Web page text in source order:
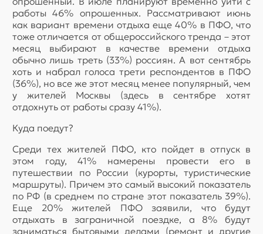
работы 46% опрошенных. Рассматривают июнь
как вариант времени отдыха еще 40% в ПФО, что
тоже отличается от общероссийского тренда – этот
месяц выбирают в качестве времени отдыха
обычно лишь треть (33%) россиян. А вот сентябрь
хоть и набрал голоса трети респондентов в ПФО
(36%), но все же этот месяц менее популярный, чем
у жителей Москвы (здесь в сентябре хотят
отдохнуть от работы сразу 41%).
Куда поедут?
Среди тех жителей ПФО, кто пойдет в отпуск в
этом году, 41% намерены провести его в
путешествии по России (курорты, туристические
маршруты). Причем это самый высокий показатель
по РФ (в среднем по стране этот показатель 39%).
Еще 20% жителей ПФО заявили, что будут
отдыхать в заграничной поездке, а 8% будут
заниматься бытовыми делами (ремонт и другие